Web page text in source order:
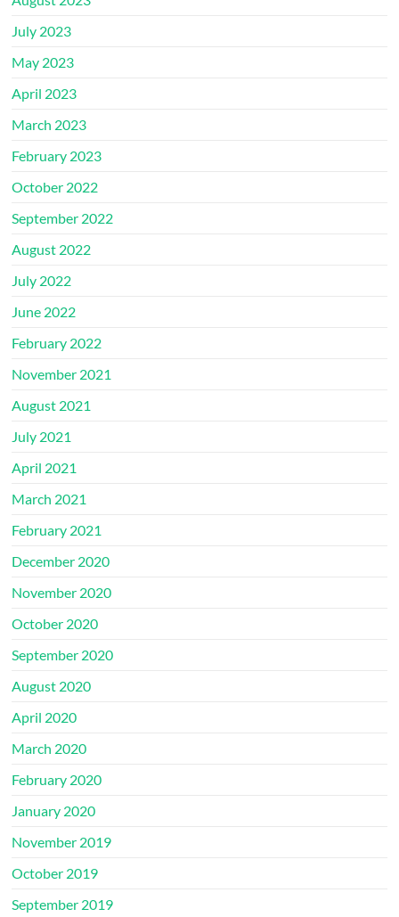
July 2023
May 2023
April 2023
March 2023
February 2023
October 2022
September 2022
August 2022
July 2022
June 2022
February 2022
November 2021
August 2021
July 2021
April 2021
March 2021
February 2021
December 2020
November 2020
October 2020
September 2020
August 2020
April 2020
March 2020
February 2020
January 2020
November 2019
October 2019
September 2019